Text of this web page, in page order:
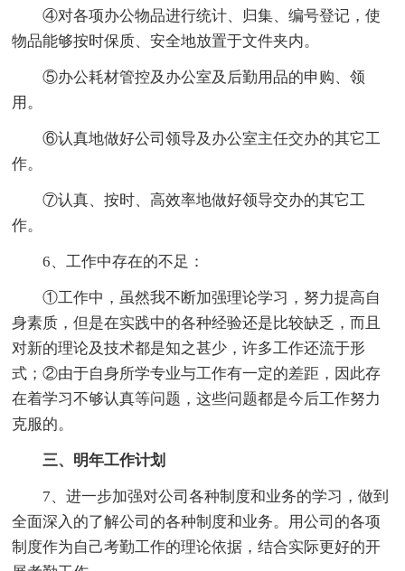
④对各项办公物品进行统计、归集、编号登记，使
物品能够按时保质、安全地放置于文件夹内。
⑤办公耗材管控及办公室及后勤用品的申购、领
用。
⑥认真地做好公司领导及办公室主任交办的其它工
作。
⑦认真、按时、高效率地做好领导交办的其它工
作。
6、工作中存在的不足：
①工作中，虽然我不断加强理论学习，努力提高自
身素质，但是在实践中的各种经验还是比较缺乏，而且
对新的理论及技术都是知之甚少，许多工作还流于形
式；②由于自身所学专业与工作有一定的差距，因此存
在着学习不够认真等问题，这些问题都是今后工作努力
克服的。
三、明年工作计划
7、进一步加强对公司各种制度和业务的学习，做到
全面深入的了解公司的各种制度和业务。用公司的各项
制度作为自己考勤工作的理论依据，结合实际更好的开